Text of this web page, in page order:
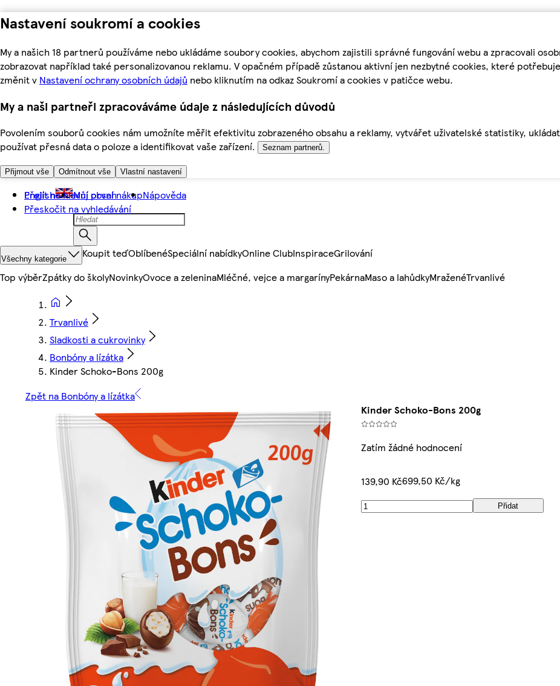
Nastavení soukromí a cookies
My a našich 18 partnerů používáme nebo ukládáme soubory cookies, abychom zajistili správné fungování webu a zpracovali
zobrazovat například také personalizovanou reklamu. V opačném případě zůstanou aktivní jen nezbytné cookies, které
změnit v Nastavení ochrany osobních údajů nebo kliknutím na odkaz Soukromí a cookies v patičce webu.
My a naši partneři zpracováváme údaje z následujících důvodů
Povolením souborů cookies nám umožníte měřit efektivitu zobrazeného obsahu a reklamy, vytvářet uživatelské statistiky,
používat přesná data o poloze a identifikovat vaše zařízení.
Seznam partnerů.
Přijmout vše Odmítnout vše Vlastní nastavení
Přejít na hlavní obsah
Přeskočit na vyhledávání
English Můj první nákupNápověda
Všechny kategorie Koupit teďOblíbenéSpeciální nabídkyOnline ClubInspiraceGrilování
Top výběrZpátky do školyNovinkyOvoce a zeleninaMléčné, vejce a margarínyPekárnaMaso a lahůdkyMraženéTrvanlivé
Trvanlivé
Sladkosti a cukrovinky
Bonbóny a lízátka
Kinder Schoko-Bons 200g
Zpět na Bonbóny a lízátka
Kinder Schoko-Bons 200g
Zatím žádné hodnocení
139,90 Kč699,50 Kč/kg
Přidat